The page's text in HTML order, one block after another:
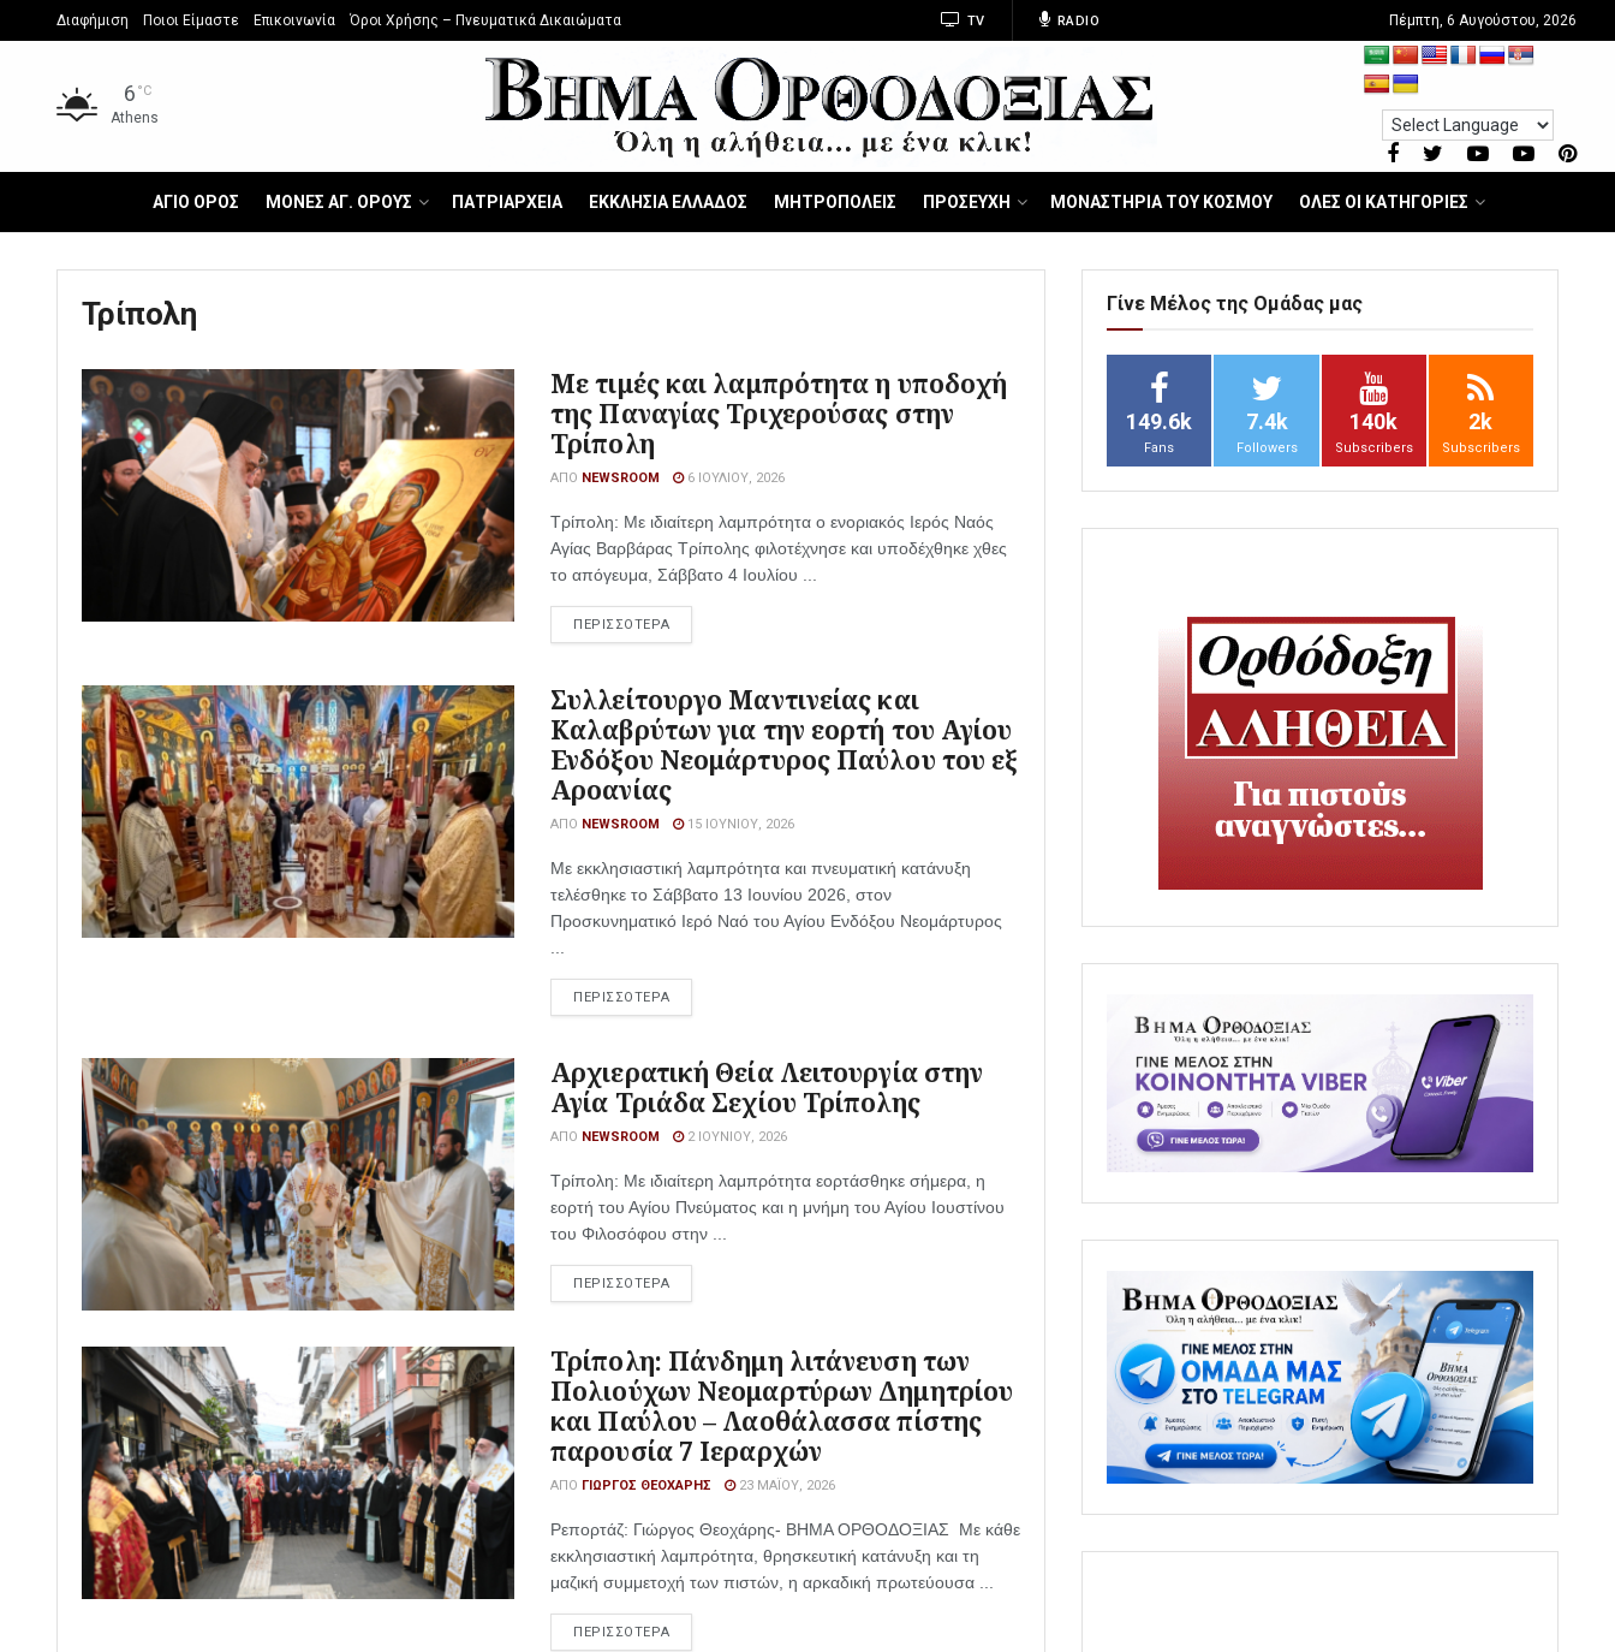
Διαφήμιση Ποιοι Είμαστε Επικοινωνία Όροι Χρήσης – Πνευματικά Δικαιώματα TV RADIO Πέμπτη, 6 Αυγούστου, 2026
6 °C
Athens
ΑΓΙΟ ΟΡΟΣ ΜΟΝΕΣ ΑΓ. ΟΡΟΥΣ ΠΑΤΡΙΑΡΧΕΙΑ ΕΚΚΛΗΣΙΑ ΕΛΛΑΔΟΣ ΜΗΤΡΟΠΟΛΕΙΣ ΠΡΟΣΕΥΧΗ ΜΟΝΑΣΤΗΡΙΑ ΤΟΥ ΚΟΣΜΟΥ ΟΛΕΣ ΟΙ ΚΑΤΗΓΟΡΙΕΣ
Τρίπολη
Με τιμές και λαμπρότητα η υποδοχή
της Παναγίας Τριχερούσας στην
Τρίπολη
ΑΠΌ NEWSROOM 6 ΙΟΥΛΊΟΥ, 2026
Τρίπολη: Με ιδιαίτερη λαμπρότητα ο ενοριακός Ιερός Ναός
Αγίας Βαρβάρας Τρίπολης φιλοτέχνησε και υποδέχθηκε χθες
το απόγευμα, Σάββατο 4 Ιουλίου ...
ΠΕΡΙΣΣΟΤΕΡΑ
Συλλείτουργο Μαντινείας και
Καλαβρύτων για την εορτή του Αγίου
Ενδόξου Νεομάρτυρος Παύλου του εξ
Αροανίας
ΑΠΌ NEWSROOM 15 ΙΟΥΝΊΟΥ, 2026
Με εκκλησιαστική λαμπρότητα και πνευματική κατάνυξη
τελέσθηκε το Σάββατο 13 Ιουνίου 2026, στον
Προσκυνηματικό Ιερό Ναό του Αγίου Ενδόξου Νεομάρτυρος
ΠΕΡΙΣΣΟΤΕΡΑ
Αρχιερατική Θεία Λειτουργία στην
Αγία Τριάδα Σεχίου Τρίπολης
ΑΠΌ NEWSROOM 2 ΙΟΥΝΊΟΥ, 2026
Τρίπολη: Με ιδιαίτερη λαμπρότητα εορτάσθηκε σήμερα, η
εορτή του Αγίου Πνεύματος και η μνήμη του Αγίου Ιουστίνου
του Φιλοσόφου στην ...
ΠΕΡΙΣΣΟΤΕΡΑ
Τρίπολη: Πάνδημη λιτάνευση των
Πολιούχων Νεομαρτύρων Δημητρίου
και Παύλου – Λαοθάλασσα πίστης
παρουσία 7 Ιεραρχών
ΑΠΌ ΓΙΏΡΓΟΣ ΘΕΟΧΆΡΗΣ 23 ΜΑΪ́ΟΥ, 2026
Ρεπορτάζ: Γιώργος Θεοχάρης- ΒΗΜΑ ΟΡΘΟΔΟΞΙΑΣ Με κάθε
εκκλησιαστική λαμπρότητα, θρησκευτική κατάνυξη και τη
μαζική συμμετοχή των πιστών, η αρκαδική πρωτεύουσα ...
ΠΕΡΙΣΣΟΤΕΡΑ
Γίνε Μέλος της Ομάδας μας
149.6k
Fans
7.4k
Followers
140k
Subscribers
2k
Subscribers